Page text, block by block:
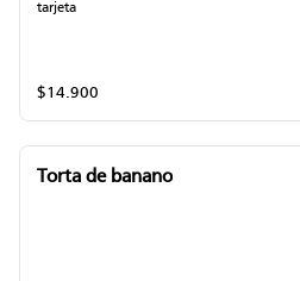
tarjeta
$14.900
Torta de banano